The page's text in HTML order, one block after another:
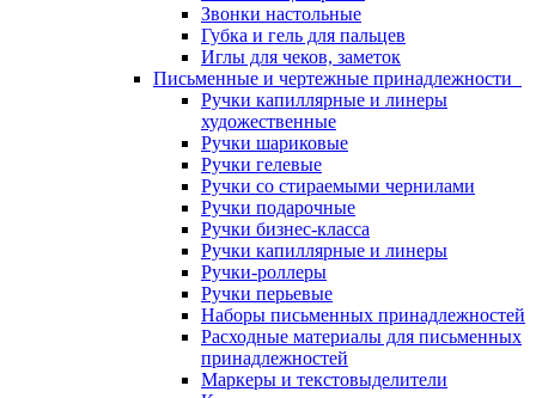
Звонки настольные
Губка и гель для пальцев
Иглы для чеков, заметок
Письменные и чертежные принадлежности
Ручки капиллярные и линеры
художественные
Ручки шариковые
Ручки гелевые
Ручки со стираемыми чернилами
Ручки подарочные
Ручки бизнес-класса
Ручки капиллярные и линеры
Ручки-роллеры
Ручки перьевые
Наборы письменных принадлежностей
Расходные материалы для письменных
принадлежностей
Маркеры и текстовыделители